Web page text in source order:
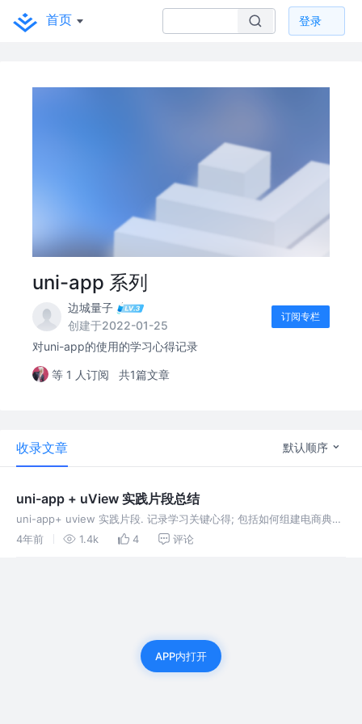
首页 登录
uni-app 系列
边城量子
创建于2022-01-25
订阅专栏
对uni-app的使用的学习心得记录
等 1 人订阅 共1篇文章
收录文章 默认顺序
uni-app + uView 实践片段总结
uni-app+ uview 实践片段. 记录学习关键心得; 包括如何组建电商典型
页面的CSS和uni-app框架和典型API的使用
4年前 1.4k 4 评论
APP内打开